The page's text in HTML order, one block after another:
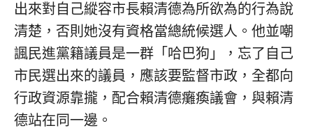
出來對自己縱容市長賴清德為所欲為的行為說
清楚，否則她沒有資格當總統候選人。他並嘲
諷民進黨籍議員是一群「哈巴狗」，忘了自己
市民選出來的議員，應該要監督市政，全都向
行政資源靠攏，配合賴清德癱瘓議會，與賴清
德站在同一邊。